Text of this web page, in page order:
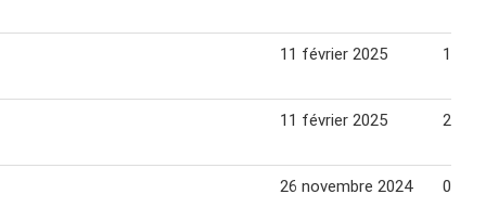
11 février 2025 16
11 février 2025 23
26 novembre 2024 08